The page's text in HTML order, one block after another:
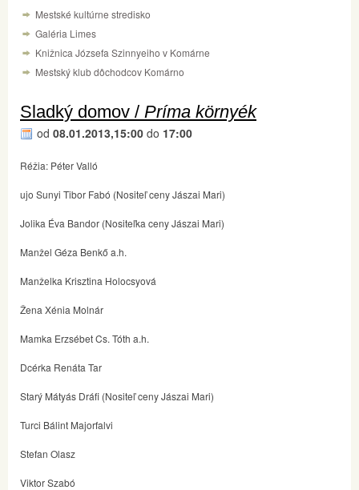
Mestské kultúrne stredisko
Galéria Limes
Knižnica Józsefa Szinnyeiho v Komárne
Mestský klub dôchodcov Komárno
Sladký domov / Príma környék
od 08.01.2013,15:00 do 17:00
Réžia: Péter Valló
ujo Sunyi Tibor Fabó (Nositeľ ceny Jászai Mari)
Jolika Éva Bandor (Nositeľka ceny Jászai Mari)
Manžel Géza Benkő a.h.
Manželka Krisztina Holocsyová
Žena Xénia Molnár
Mamka Erzsébet Cs. Tóth a.h.
Dcérka Renáta Tar
Starý Mátyás Dráfi (Nositeľ ceny Jászai Mari)
Turci Bálint Majorfalvi
Stefan Olasz
Viktor Szabó